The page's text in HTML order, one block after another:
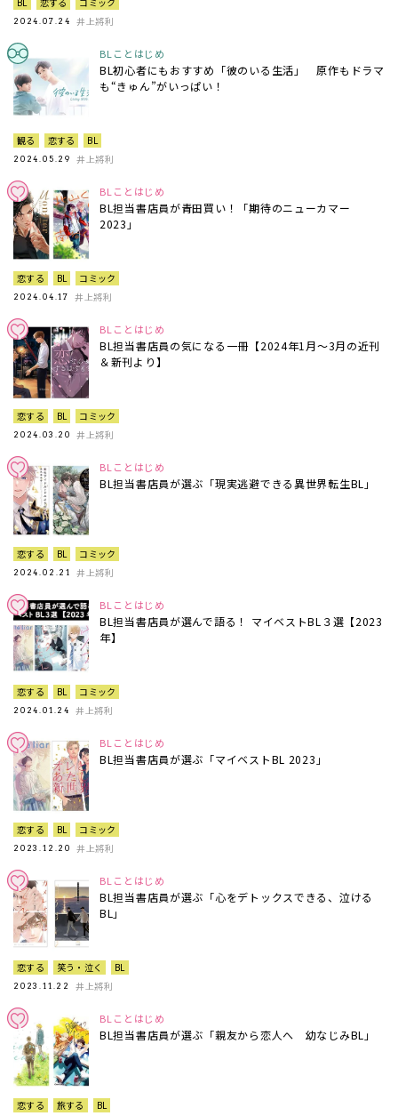
2024.07.24 井上將利
BLことはじめ
BL初心者にもおすすめ「彼のいる生活」 原作もドラマ
も“きゅん”がいっぱい！
観る 恋する BL
2024.05.29 井上將利
BLことはじめ
BL担当書店員が青田買い！「期待のニューカマー
2023」
恋する BL コミック
2024.04.17 井上將利
BLことはじめ
BL担当書店員の気になる一冊【2024年1月〜3月の近刊
＆新刊より】
恋する BL コミック
2024.03.20 井上將利
BLことはじめ
BL担当書店員が選ぶ「現実逃避できる異世界転生BL」
恋する BL コミック
2024.02.21 井上將利
BLことはじめ
BL担当書店員が選んで語る！ マイベストBL３選【2023
年】
恋する BL コミック
2024.01.24 井上將利
BLことはじめ
BL担当書店員が選ぶ「マイベストBL 2023」
恋する BL コミック
2023.12.20 井上將利
BLことはじめ
BL担当書店員が選ぶ「心をデトックスできる、泣ける
BL」
恋する 笑う・泣く BL
2023.11.22 井上將利
BLことはじめ
BL担当書店員が選ぶ「親友から恋人へ 幼なじみBL」
恋する 旅する BL